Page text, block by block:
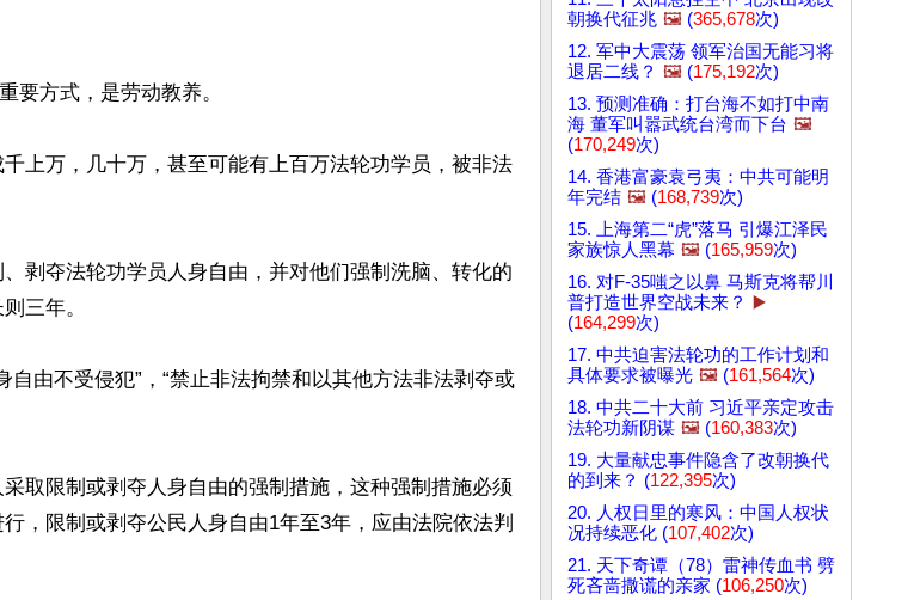
要方式，是劳动教养。
千上万，几十万，甚至可能有上百万法轮功学员，被非法
剥夺法轮功学员人身自由，并对他们强制洗脑、转化的
三年。
自由不受侵犯”，“禁止非法拘禁和以其他方法非法剥夺或
取限制或剥夺人身自由的强制措施，这种强制措施必须
，限制或剥夺公民人身自由1年至3年，应由法院依法判
朝换代征兆 🖼️ (365,678次)
12. 军中大震荡 领军治国无能习将
退居二线？ 🖼️ (175,192次)
13. 预测准确：打台海不如打中南
海 董军叫嚣武统台湾而下台 🖼️
(170,249次)
14. 香港富豪袁弓夷：中共可能明
年完结 🖼️ (168,739次)
15. 上海第二“虎”落马 引爆江泽民
家族惊人黑幕 🖼️ (165,959次)
16. 对F-35嗤之以鼻 马斯克将帮川
普打造世界空战未来？
▶️
(164,299次)
17. 中共迫害法轮功的工作计划和
具体要求被曝光 🖼️ (161,564次)
18. 中共二十大前 习近平亲定攻击
法轮功新阴谋 🖼️ (160,383次)
19. 大量献忠事件隐含了改朝换代
的到来？ (122,395次)
20. 人权日里的寒风：中国人权状
况持续恶化 (107,402次)
21. 天下奇谭（78）雷神传血书 劈
死吝啬撒谎的亲家 (106,250次)